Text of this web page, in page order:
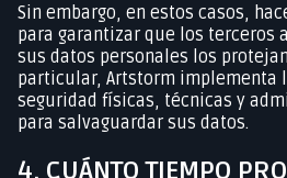
Sin embargo, en estos casos,
para garantizar que los terceros
sus datos personales los
particular, Artstorm implementa
seguridad físicas, técnicas y
para salvaguardar sus datos.
4. CUÁNTO TIEMPO